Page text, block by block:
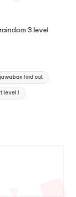
3 level
jawaban find out
level 1